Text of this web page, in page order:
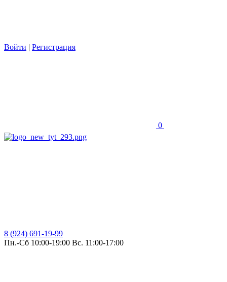
Войти | Регистрация
0
8 (924) 691-19-99
Пн.-Сб 10:00-19:00 Вс. 11:00-17:00